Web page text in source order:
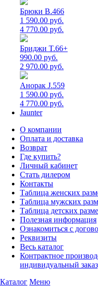
Брюки B.466
1 590.00 руб.
4 770.00 руб.
Бриджи T.66+
990.00 руб.
2 970.00 руб.
Анорак J.559
1 590.00 руб.
4 770.00 руб.
Jaunter
О компании
Оплата и доставка
Возврат
Где купить?
Личный кабинет
Стать дилером
Контакты
Таблица женских
Таблица мужских
Таблица детских
Полезная информация
Ознакомиться с
Реквизиты
Весь каталог
Контрактное
индивидуальный
Каталог Меню